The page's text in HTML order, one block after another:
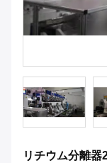
リチウム分離